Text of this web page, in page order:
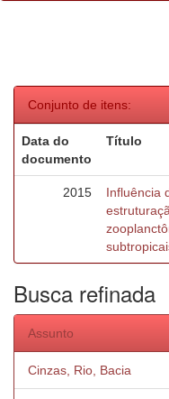
Conjunto de itens:
Data do
documento
Título
2015
Influência
Busca refinada
Assunto
Cinzas, Rio, Bacia